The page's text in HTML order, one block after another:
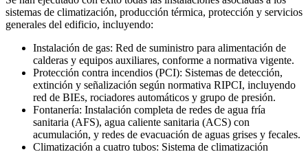
sistemas de climatización, producción térmica, protección y servicios
generales del edificio, incluyendo:
Instalación de gas: Red de suministro para alimentación de
calderas y equipos auxiliares, conforme a normativa vigente.
Protección contra incendios (PCI): Sistemas de detección,
extinción y señalización según normativa RIPCI, incluyendo
red de BIEs, rociadores automáticos y grupo de presión.
Fontanería: Instalación completa de redes de agua fría
sanitaria (AFS), agua caliente sanitaria (ACS) con
acumulación, y redes de evacuación de aguas grises y fecales.
Climatización a cuatro tubos: Sistema de climatización